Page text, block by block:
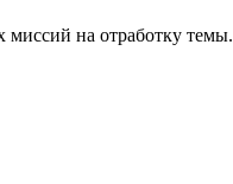
миссий на отработку темы.